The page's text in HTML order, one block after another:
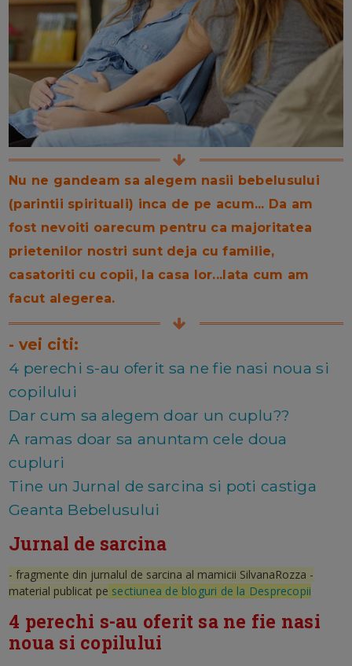
Nu ne gandeam sa alegem nasii bebelusului
(parintii spirituali) inca de pe acum... Da am
fost nevoiti oarecum pentru ca majoritatea
prietenilor nostri sunt deja cu familie,
casatoriti cu copii, la casa lor...Iata cum am
facut alegerea.
- vei citi:
4 perechi s-au oferit sa ne fie nasi noua si
copilului
Dar cum sa alegem doar un cuplu??
A ramas doar sa anuntam cele doua
cupluri
Tine un Jurnal de sarcina si poti castiga
Geanta Bebelusului
Jurnal de sarcina
- fragmente din jurnalul de sarcina al mamicii SilvanaRozza -
material publicat pe sectiunea de bloguri de la Desprecopii
4 perechi s-au oferit sa ne fie nasi
noua si copilului